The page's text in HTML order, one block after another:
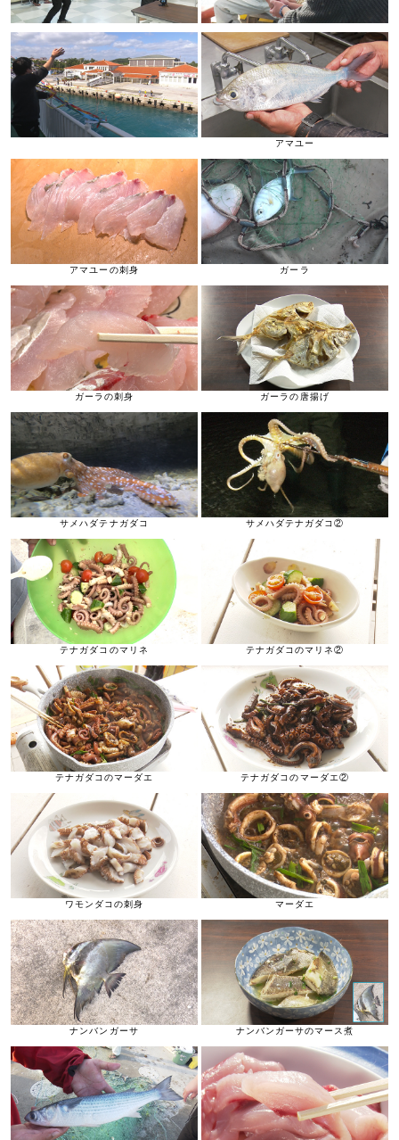
アマユー
アマユーの刺身 ガーラ
ガーラの刺身 ガーラの唐揚げ
サメハダテナガダコ サメハダテナガダコ②
テナガダコのマリネ テナガダコのマリネ②
テナガダコのマーダエ テナガダコのマーダエ②
ワモンダコの刺身 マーダエ
ナンバンガーサ ナンバンガーサのマース煮